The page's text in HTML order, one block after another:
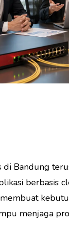
di Bandung
berbasis
menjaga